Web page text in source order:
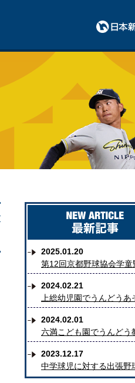
2025.01.20
2024.02.21
2024.02.01
2023.12.17